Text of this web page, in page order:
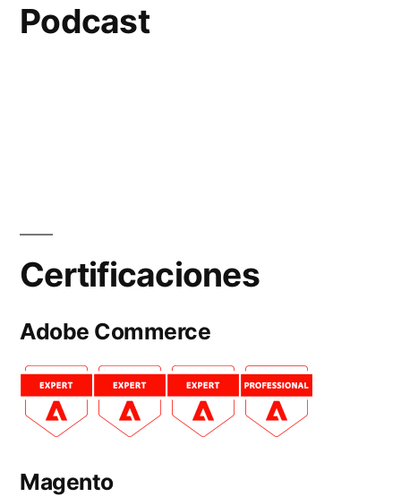
Podcast
Certificaciones
Adobe Commerce
Magento